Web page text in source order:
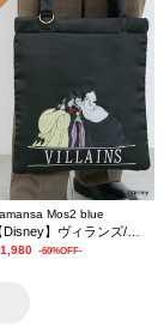
Mos2 blue
【Disney】ヴィランズ/トートバッグ
1,980 -60%OFF-